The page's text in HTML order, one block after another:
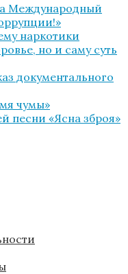
Международный
наркотики
но и саму суть
документального
чумы»
песни «Ясна зброя»